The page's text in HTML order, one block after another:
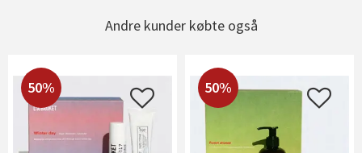
Andre kunder købte også
50% 50%